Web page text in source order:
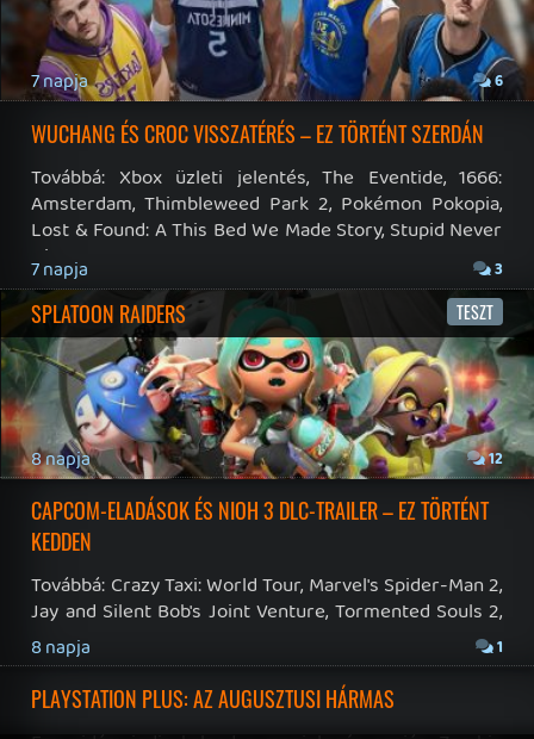
Impresszum | Hirdetési ajánlatunk
|
Felhasználási feltételek
Adatvédelmi elveink
Sütik
Hírek | Cikkek | Podcastok | Blogok |
RSS | Blog RSS | Podcast RSS |
Instagram | Youtube | Facebook
|
Twitter | Patreon